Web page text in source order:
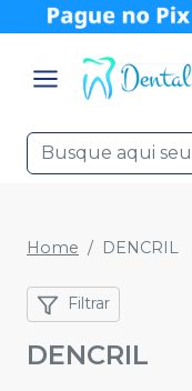
Home DENCRIL
Filtrar
DENCRIL